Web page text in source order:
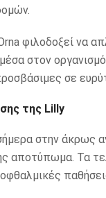
φιλοδοξεί να
στον
σε
της Lilly
στην άκρως
αποτύπωμα. Τα